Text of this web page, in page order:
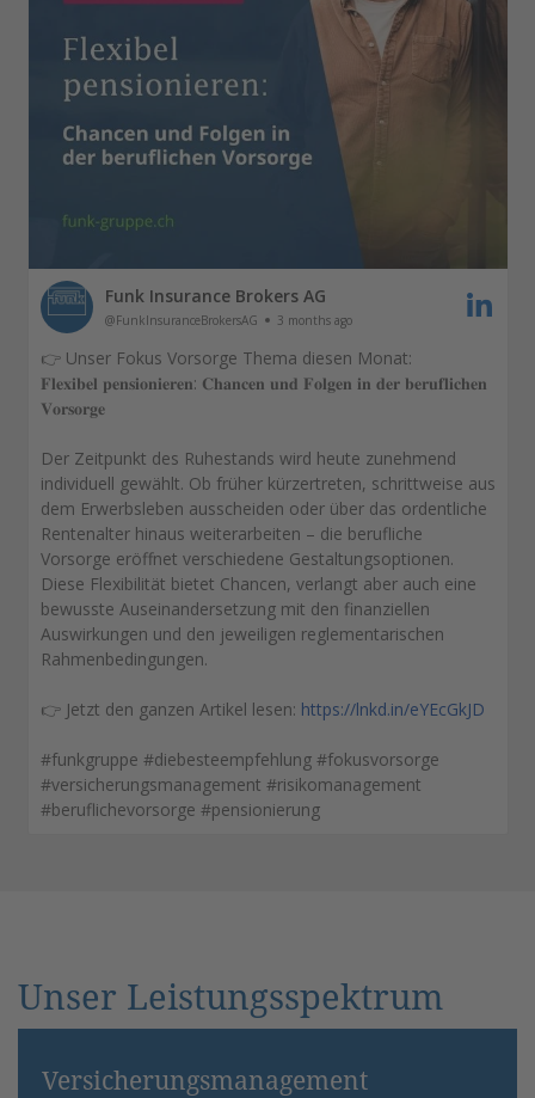
Funk Insurance Brokers AG
@FunkInsuranceBrokersAG 3 months ago
👉 Unser Fokus Vorsorge Thema diesen Monat:
𝐅𝐥𝐞𝐱𝐢𝐛𝐞𝐥 𝐩𝐞𝐧𝐬𝐢𝐨𝐧𝐢𝐞𝐫𝐞𝐧: 𝐂𝐡𝐚𝐧𝐜𝐞𝐧 𝐮𝐧𝐝 𝐅𝐨𝐥𝐠𝐞𝐧 𝐢𝐧 𝐝𝐞𝐫 𝐛𝐞𝐫𝐮𝐟𝐥𝐢𝐜𝐡𝐞𝐧
𝐕𝐨𝐫𝐬𝐨𝐫𝐠𝐞
Der Zeitpunkt des Ruhestands wird heute zunehmend
individuell gewählt. Ob früher kürzertreten, schrittweise aus
dem Erwerbsleben ausscheiden oder über das ordentliche
Rentenalter hinaus weiterarbeiten – die berufliche
Vorsorge eröffnet verschiedene Gestaltungsoptionen.
Diese Flexibilität bietet Chancen, verlangt aber auch eine
bewusste Auseinandersetzung mit den finanziellen
Auswirkungen und den jeweiligen reglementarischen
Rahmenbedingungen.
👉 Jetzt den ganzen Artikel lesen: https://lnkd.in/eYEcGkJD
#funkgruppe #diebesteempfehlung #fokusvorsorge
#versicherungsmanagement #risikomanagement
#beruflichevorsorge #pensionierung
Unser Leistungsspektrum
Versicherungsmanagement